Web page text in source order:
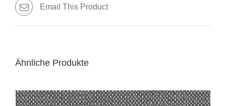
Email This Product
Ähnliche Produkte